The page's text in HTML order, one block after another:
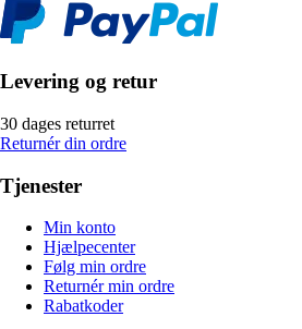
Levering og retur
30 dages returret
Returnér din ordre
Tjenester
Min konto
Hjælpecenter
Følg min ordre
Returnér min ordre
Rabatkoder